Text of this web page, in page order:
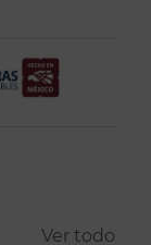
Ver todo